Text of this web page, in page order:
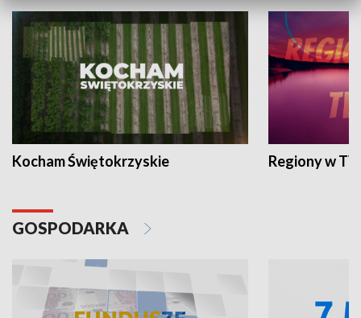
Kocham Świętokrzyskie Regiony w
GOSPODARKA